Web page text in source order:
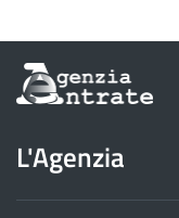
Informazioni
sul
dell'Agenzia
delle
Entrate
L'Agenzia